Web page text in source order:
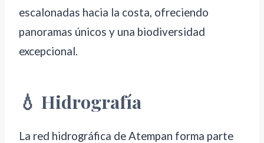
escalonadas hacia la costa, ofreciendo
panoramas únicos y una biodiversidad
excepcional.
💧 Hidrografía
La red hidrográfica de Atempan forma parte